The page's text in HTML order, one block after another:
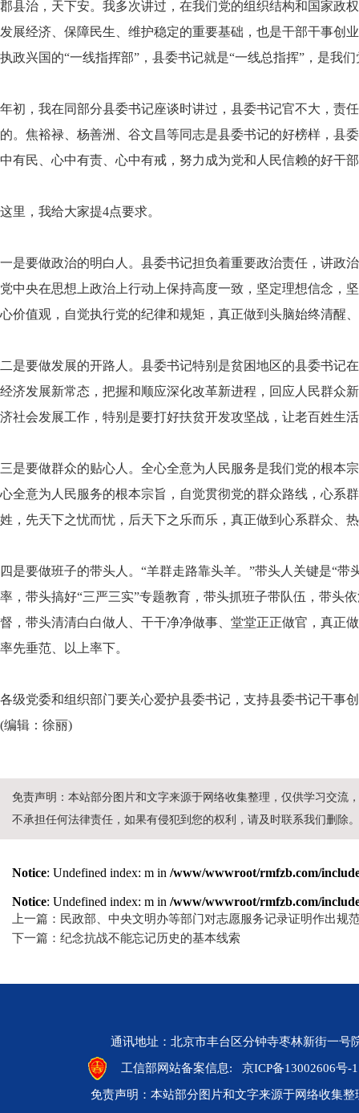
郡县治，天下安。我多次讲过，在我们党的组织结构和国家政
发展经济、保障民生、维护稳定的重要基础，也是干部干事创
执政兴国的“一线指挥部”，县委书记就是“一线总指挥”，是我
年初，我在同部分县委书记座谈时讲过，县委书记官不大，责
的。焦裕禄、杨善洲、谷文昌等同志是县委书记的好榜样，县
中有民、心中有责、心中有戒，努力成为党和人民信赖的好干
这里，我给大家提4点要求。
一是要做政治的明白人。县委书记担负着重要政治责任，讲政
党中央在思想上政治上行动上保持高度一致，坚定理想信念，
心价值观，自觉执行党的纪律和规矩，真正做到头脑始终清醒
二是要做发展的开路人。县委书记特别是贫困地区的县委书记
经济发展新常态，把握和顺应深化改革新进程，回应人民群众
济社会发展工作，特别是要打好扶贫开发攻坚战，让老百姓生
三是要做群众的贴心人。全心全意为人民服务是我们党的根本
心全意为人民服务的根本宗旨，自觉贯彻党的群众路线，心系
姓，先天下之忧而忧，后天下之乐而乐，真正做到心系群众、
四是要做班子的带头人。“羊群走路靠头羊。”带头人关键是“
率，带头搞好“三严三实”专题教育，带头抓班子带队伍，带头
督，带头清清白白做人、干干净净做事、堂堂正正做官，真正
率先垂范、以上率下。
各级党委和组织部门要关心爱护县委书记，支持县委书记干事
(编辑：徐丽)
免责声明：本站部分图片和文字来源于网络收集整理，仅供学习交流
不承担任何法律责任，如果有侵犯到您的权利，请及时联系我们删除。
Notice: Undefined index: m in /www/wwwroot/rmfzb.com/
Notice: Undefined index: m in /www/wwwroot/rmfzb.com/
上一篇：民政部、中央文明办等部门对志愿服务记录证明作出规
下一篇：纪念抗战不能忘记历史的基本线索
通讯地址：北京市丰台区分钟寺枣林新街一
工信部网站备案信息: 京ICP备13002606号-1
免责声明：本站部分图片和文字来源于网络收集